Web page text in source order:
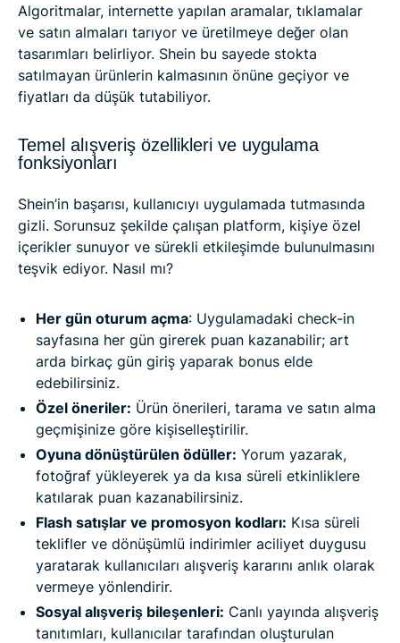
Algoritmalar, internette yapılan aramalar, tıklamalar
ve satın almaları tarıyor ve üretilmeye değer olan
tasarımları belirliyor. Shein bu sayede stokta
satılmayan ürünlerin kalmasının önüne geçiyor ve
fiyatları da düşük tutabiliyor.
Temel alışveriş özellikleri ve uygulama
fonksiyonları
Shein’in başarısı, kullanıcıyı uygulamada tutmasında
gizli. Sorunsuz şekilde çalışan platform, kişiye özel
içerikler sunuyor ve sürekli etkileşimde bulunulmasını
teşvik ediyor. Nasıl mı?
Her gün oturum açma: Uygulamadaki check-in
sayfasına her gün girerek puan kazanabilir; art
arda birkaç gün giriş yaparak bonus elde
edebilirsiniz.
Özel öneriler: Ürün önerileri, tarama ve satın alma
geçmişinize göre kişiselleştirilir.
Oyuna dönüştürülen ödüller: Yorum yazarak,
fotoğraf yükleyerek ya da kısa süreli etkinliklere
katılarak puan kazanabilirsiniz.
Flash satışlar ve promosyon kodları: Kısa süreli
teklifler ve dönüşümlü indirimler aciliyet duygusu
yaratarak kullanıcıları alışveriş kararını anlık olarak
vermeye yönlendirir.
Sosyal alışveriş bileşenleri: Canlı yayında alışveriş
tanıtımları, kullanıcılar tarafından oluşturulan